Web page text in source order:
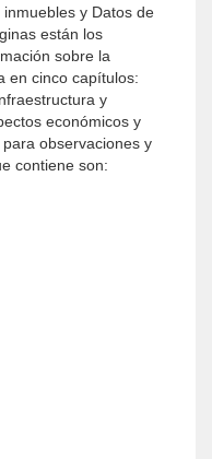
y Datos de
están los
sobre la
en cinco capítulos:
y
económicos y
observaciones y
contiene son: